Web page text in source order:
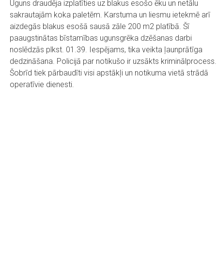
Uguns draudēja izplatīties uz blakus esošo ēku un netālu
sakrautajām koka paletēm. Karstuma un liesmu ietekmē arī
aizdegās blakus esošā sausā zāle 200 m2 platībā. Šī
paaugstinātas bīstamības ugunsgrēka dzēšanas darbi
noslēdzās plkst. 01.39. Iespējams, tika veikta ļaunprātīga
dedzināšana. Policijā par notikušo ir uzsākts kriminālprocess.
Šobrīd tiek pārbaudīti visi apstākļi un notikuma vietā strādā
operatīvie dienesti.